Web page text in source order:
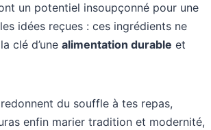
un potentiel insoupçonné pour une
idées reçues : ces ingrédients ne
clé d’une alimentation durable et
du souffle à tes repas,
enfin marier tradition et modernité,